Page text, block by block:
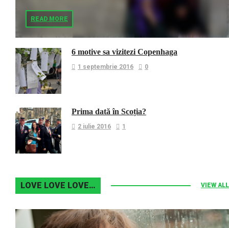
READ MORE
6 motive sa vizitezi Copenhaga
1 septembrie 2016 0
Prima dată în Scoția?
2 iulie 2016 1
LOVE LOVE LOVE… VIEW ALL